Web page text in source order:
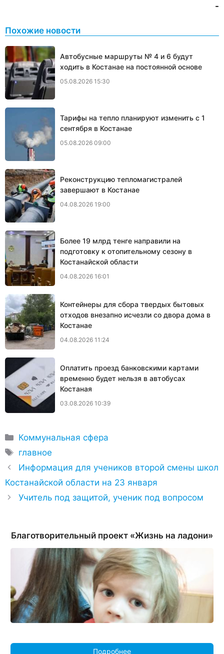
-
Похожие новости
Автобусные маршруты № 4 и 6 будут
ходить в Костанае на постоянной основе
05.08.2026 15:30
Тарифы на тепло планируют изменить с 1
сентября в Костанае
05.08.2026 09:00
Реконструкцию тепломагистралей
завершают в Костанае
04.08.2026 19:00
Более 19 млрд тенге направили на
подготовку к отопительному сезону в
Костанайской области
04.08.2026 16:01
Контейнеры для сбора твердых бытовых
отходов внезапно исчезли со двора дома в
Костанае
04.08.2026 11:24
Оплатить проезд банковскими картами
временно будет нельзя в автобусах
Костаная
03.08.2026 10:39
Рубрики
Коммунальная сфера
Метки
главное
Информация для учеников второй смены школ
Костанайской области на 23 января
Учитель под защитой, ученик под вопросом
Благотворительный проект «Жизнь на ладони»
Подробнее